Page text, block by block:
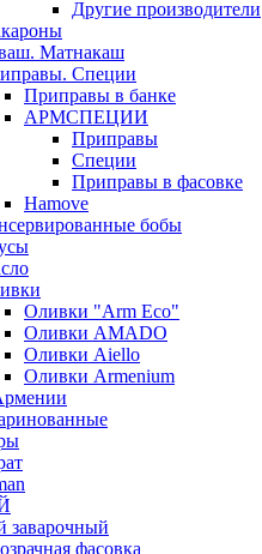
Другие производители
Матнакаш
Специи
Приправы в банке
АРМСПЕЦИИ
Приправы
Специи
Приправы в фасовке
Hamove
бобы
Оливки "Arm Eco"
Оливки AMADO
Оливки Aiello
Оливки Armenium
заварочный
фасовка